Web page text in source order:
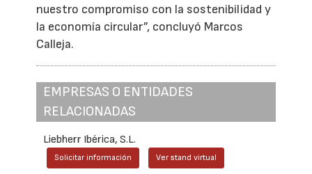
nuestro compromiso con la sostenibilidad y
la economía circular”, concluyó Marcos
Calleja.
EMPRESAS O ENTIDADES
RELACIONADAS
Liebherr Ibérica, S.L.
Solicitar información Ver stand virtual